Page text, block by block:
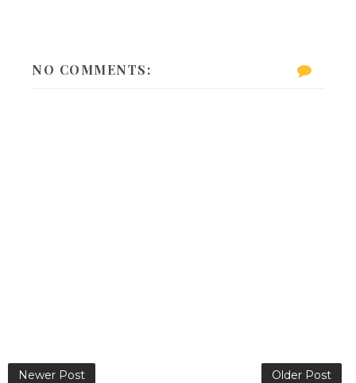
NO COMMENTS:
Newer Post Older Post